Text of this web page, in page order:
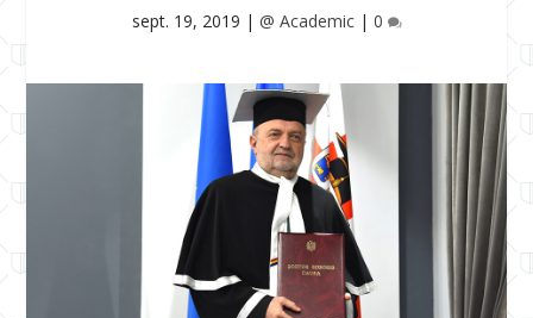
sept. 19, 2019 | @ Academic| 0